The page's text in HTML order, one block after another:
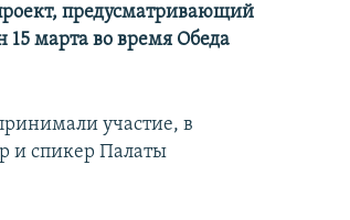
предусматривающий
марта во время Обеда
участие, в
и спикер Палаты